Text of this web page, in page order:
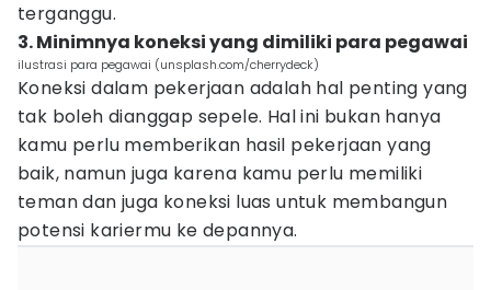
terganggu.
3. Minimnya koneksi yang dimiliki para pegawai
ilustrasi para pegawai (unsplash.com/cherrydeck)
Koneksi dalam pekerjaan adalah hal penting yang
tak boleh dianggap sepele. Hal ini bukan hanya
kamu perlu memberikan hasil pekerjaan yang
baik, namun juga karena kamu perlu memiliki
teman dan juga koneksi luas untuk membangun
potensi kariermu ke depannya.